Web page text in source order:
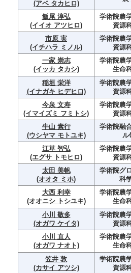
(アベ タカヒロ)
飯尾 淳弘
(イイオ アツヒロ)
学術院農
資源
市原 実
(イチハラ ミノル)
学術院農
資源
一家 崇志
(イッカ タカシ)
学術院農
生命
稲垣 栄洋
(イナガキ ヒデヒロ)
学術院農
資源
今泉 文寿
(イマイズミ フミトシ)
学術院農
資源
牛山 素行
(ウシヤマ モトユキ)
学術院融
ル
江草 智弘
(エグサ トモヒロ)
学術院農
資源
太田 美帆
(オオタ ミホ)
学術院グ
科
大西 利幸
(オオニシ トシユキ)
学術院農
生命
小川 敬多
(オガワ ケイタ)
学術院農
資源
小川 直人
(オガワ ナオト)
学術院農
生命
笠井 敦
(カサイ アツシ)
学術院農
資源